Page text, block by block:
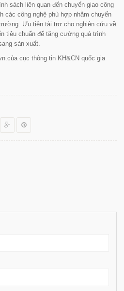
sách liên quan đến chuyển giao công
các công nghệ phù hợp nhằm chuyển
Ưu tiên tài trợ cho nghiên cứu về
tiêu chuẩn để tăng cường quá trình
sản xuất.
cục thông tin KH&CN quốc gia